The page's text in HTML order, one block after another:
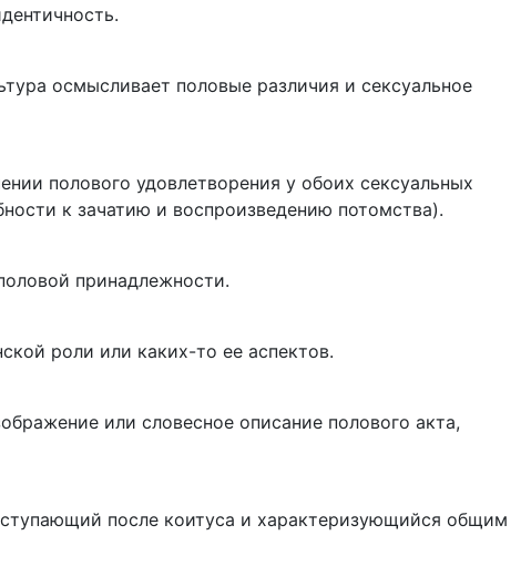
осмысливает половые различия и сексуальное
полового удовлетворения у обоих сексуальных
к зачатию и воспроизведению потомства).
принадлежности.
роли или каких-то ее аспектов.
или словесное описание полового акта,
после коитуса и характеризующийся общим